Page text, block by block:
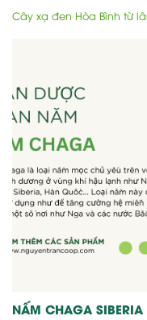
Cây xạ đen Hòa Bình từ
NẤM CHAGA